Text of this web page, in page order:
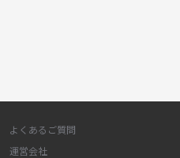
よくあるご質問
運営会社